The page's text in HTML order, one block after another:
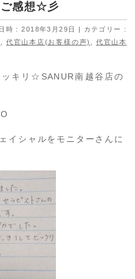
ご感想☆彡
時 : 2018年3月29日
カテゴリー :
代官山本店(お客様の声)
代官山本
キリ☆SANUR南越谷店の
イシャルをモニターさんに